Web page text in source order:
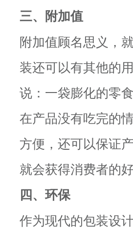
三、附加值
附加值顾名思义，
装还可以有其他的
说：一袋膨化的零
在产品没有吃完的
方便，还可以保证
就会获得消费者的
四、环保
作为现代的包装设